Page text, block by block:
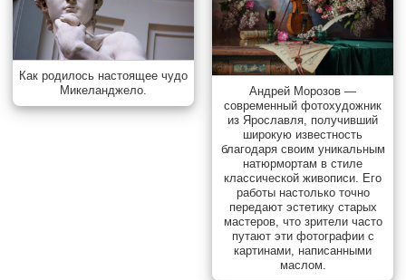
Как родилось настоящее чудо
Микеланджело.
Андрей Морозов —
современный фотохудожник
из Ярославля, получивший
широкую известность
благодаря своим уникальным
натюрмортам в стиле
классической живописи. Его
работы настолько точно
передают эстетику старых
мастеров, что зрители часто
путают эти фотографии с
картинами, написанными
маслом.